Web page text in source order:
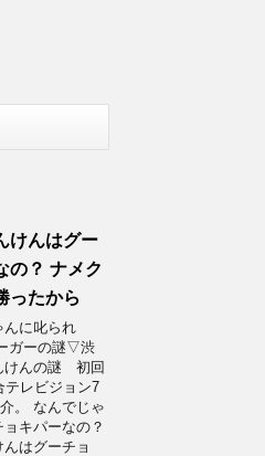
けんはグー
の？ ナメク
ったから
んに叱られ
ガーの謎▽渋
けんの謎 初回
テレビジョン7
。 なんでじゃ
キパーなの？
はグーチョ